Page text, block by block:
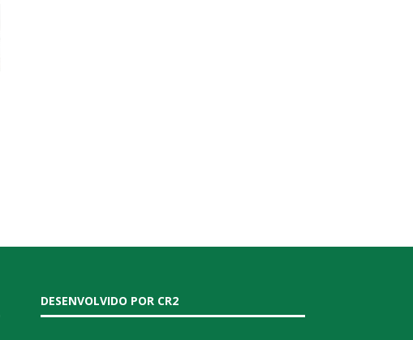
DESENVOLVIDO POR CR2